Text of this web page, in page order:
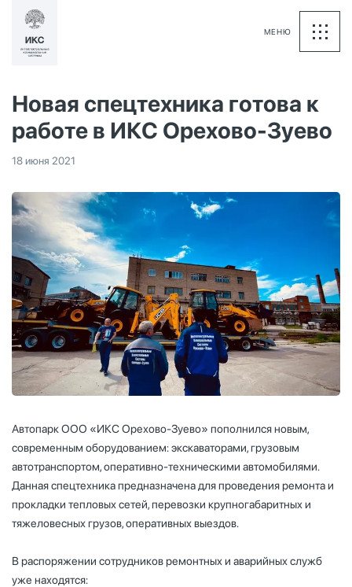
МЕНЮ
Новая спецтехника готова к
работе в ИКС Орехово-Зуево
18 июня 2021
Автопарк ООО «ИКС Орехово-Зуево» пополнился новым,
современным оборудованием: экскаваторами, грузовым
автотранспортом, оперативно-техническими автомобилями.
Данная спецтехника предназначена для проведения ремонта и
прокладки тепловых сетей, перевозки крупногабаритных и
тяжеловесных грузов, оперативных выездов.
В распоряжении сотрудников ремонтных и аварийных служб
уже находятся: